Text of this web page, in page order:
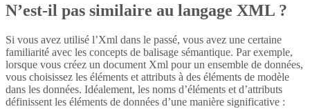
N’est-il pas similaire au langage XML ?
Si vous avez utilisé l’Xml dans le passé, vous avez une certaine
familiarité avec les concepts de balisage sémantique. Par exemple,
lorsque vous créez un document Xml pour un ensemble de données,
vous choisissez les éléments et attributs à des éléments de modèle
dans les données. Idéalement, les noms d’éléments et d’attributs
définissent les éléments de données d’une manière significative :